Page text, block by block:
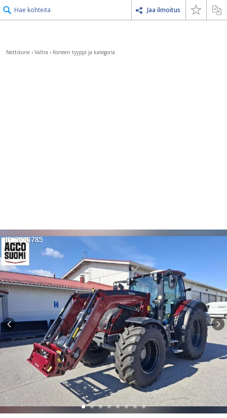
Hae kohteita Jaa ilmoitus
Nettikone › Valtra › Koneen tyyppi ja kategoria
ID 2670785